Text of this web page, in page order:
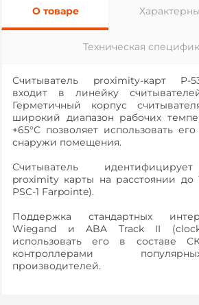
О товаре
Техническая
Считыватель proximity-карт P-
входит в линейку
Герметичный корпус
широкий диапазон рабочих
+65°C позволяет использовать
снаружи помещения.
Считыватель
proximity карты на расстоянии до
PSC-1 Farpointe).
Поддержка стандартных
Wiegand и ABA Track II
использовать его в составе
контроллерами
производителей.